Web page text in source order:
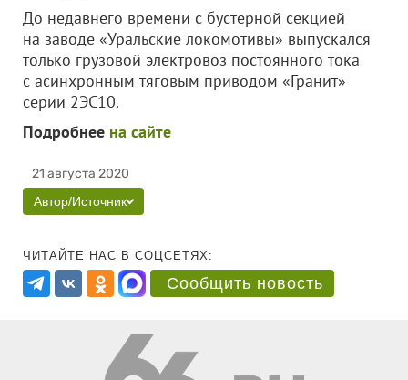
До недавнего времени с бустерной секцией
на заводе «Уральские локомотивы» выпускался
только грузовой электровоз постоянного тока
с асинхронным тяговым приводом «Гранит»
серии 2ЭС10.
Подробнее на сайте
21 августа 2020
Автор/Источник
ЧИТАЙТЕ НАС В СОЦСЕТЯХ:
Сообщить новость